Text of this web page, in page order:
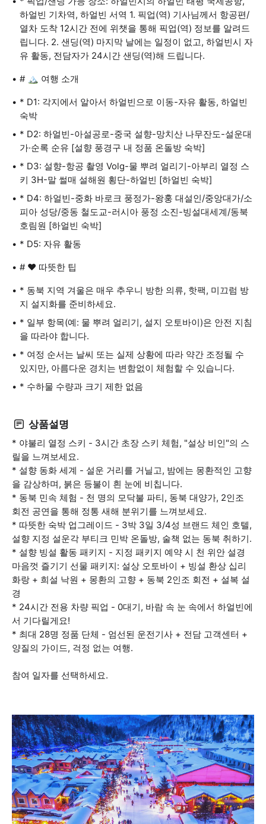
하얼빈 기차역, 하얼빈 서역 1. 픽업(역) 기사님께서 항공편/
열차 도착 12시간 전에 위챗을 통해 픽업(역) 정보를 알려드
립니다. 2. 샌딩(역) 마지막 날에는 일정이 없고, 하얼빈시 자
유 활동, 전담자가 24시간 샌딩(역)해 드립니다.
# 🏔️ 여행 소개
* D1: 각지에서 알아서 하얼빈으로 이동-자유 활동, 하얼빈
숙박
* D2: 하얼빈-아설공로-중국 설향-망치산 나무잔도-설운대
가·순록 순유 [설향 풍경구 내 정품 온돌방 숙박]
* D3: 설향-항공 촬영 Volg-물 뿌려 얼리기-아부리 열정 스
키 3H-말 썰매 설해원 횡단-하얼빈 [하얼빈 숙박]
* D4: 하얼빈-중화 바로크 풍정가-왕훙 대설인/중앙대가/소
피아 성당/중동 철도교-러시아 풍정 소진-빙설대세계/동북
호림원 [하얼빈 숙박]
* D5: 자유 활동
# ❤️ 따뜻한 팁
* 동북 지역 겨울은 매우 추우니 방한 의류, 핫팩, 미끄럼 방
지 설지화를 준비하세요.
* 일부 항목(예: 물 뿌려 얼리기, 설지 오토바이)은 안전 지침
을 따라야 합니다.
* 여정 순서는 날씨 또는 실제 상황에 따라 약간 조정될 수
있지만, 아름다운 경치는 변함없이 체험할 수 있습니다.
* 수하물 수량과 크기 제한 없음
상품설명
* 야불리 열정 스키 - 3시간 초장 스키 체험, "설상 비인"의 스
릴을 느껴보세요.
* 설향 동화 세계 - 설운 거리를 거닐고, 밤에는 몽환적인 고향
을 감상하며, 붉은 등불이 흰 눈에 비칩니다.
* 동북 민속 체험 - 천 명의 모닥불 파티, 동북 대양가, 2인조
회전 공연을 통해 정통 새해 분위기를 느껴보세요.
* 따뜻한 숙박 업그레이드 - 3박 3일 3/4성 브랜드 체인 호텔,
설향 지정 설운각 부티크 민박 온돌방, 술책 없는 동북 취하기.
* 설향 빙설 활동 패키지 - 지정 패키지 예약 시 천 위안 설경
마음껏 즐기기 선물 패키지: 설상 오토바이 + 빙설 환상 십리
화랑 + 희설 낙원 + 몽환의 고향 + 동북 2인조 회전 + 설복 설
경
* 24시간 전용 차량 픽업 - 0대기, 바람 속 눈 속에서 하얼빈에
서 기다릴게요!
* 최대 28명 정품 단체 - 엄선된 운전기사 + 전담 고객센터 +
양질의 가이드, 걱정 없는 여행.
참여 일자를 선택하세요.